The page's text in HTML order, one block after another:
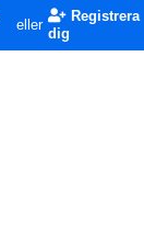
eller
Registrera
dig